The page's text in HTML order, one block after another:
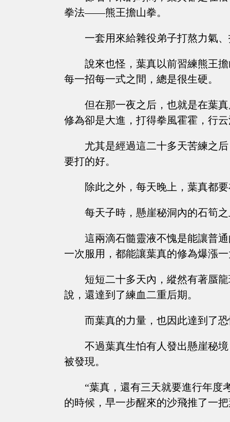
拳法——熊王擔山拳。
一套用來給雜役弟子打熬力氣
說來也怪，葉真以前習練熊王
每一招每一式之間，總是很生硬。
但在那一夜之后，也就是在葉
修為卻是大進，打得拳風霍霍，行
尤其是經過這二十多天苦練之
要打的好。
除此之外，每天晚上，葉真都
每天子時，懸崖秘洞內的石筍
這兩滴石髓靈液不愧是能讓普
一次服用，都能讓葉真的修為爆漲
短短二十多天內，縱然有著蜃
說，還達到了練血二重后期。
而葉真的力量，也因此達到了
不過葉真生怕有人發出懸崖秘
被發現。
“葉真，還有三天就要進行年度
的時候，早一步醒來的沙飛推了一